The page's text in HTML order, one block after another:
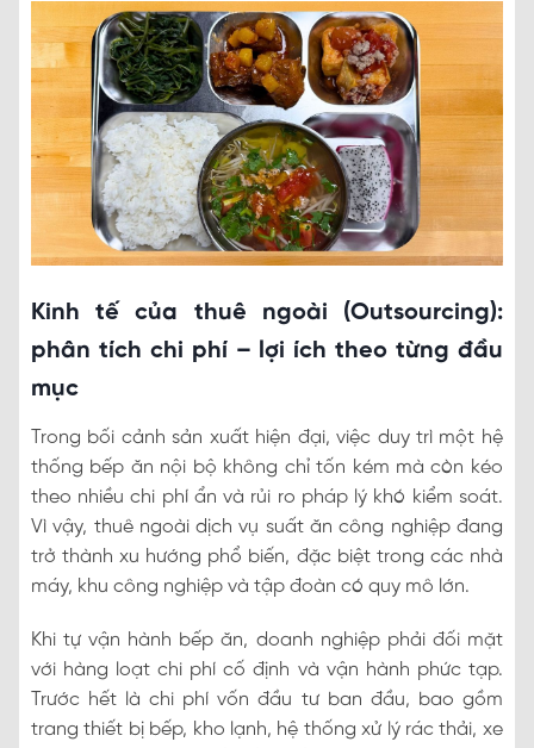
Kinh tế của thuê ngoài (Outsourcing):
phân tích chi phí – lợi ích theo từng đầu
mục
Trong bối cảnh sản xuất hiện đại, việc duy trì một hệ
thống bếp ăn nội bộ không chỉ tốn kém mà còn kéo
theo nhiều chi phí ẩn và rủi ro pháp lý khó kiểm soát.
Vì vậy, thuê ngoài dịch vụ suất ăn công nghiệp đang
trở thành xu hướng phổ biến, đặc biệt trong các nhà
máy, khu công nghiệp và tập đoàn có quy mô lớn.
Khi tự vận hành bếp ăn, doanh nghiệp phải đối mặt
với hàng loạt chi phí cố định và vận hành phức tạp.
Trước hết là chi phí vốn đầu tư ban đầu, bao gồm
trang thiết bị bếp, kho lạnh, hệ thống xử lý rác thải, xe